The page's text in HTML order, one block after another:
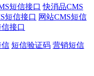
短信接口 快消品CMS
短信接口 网站CMS短信
接口
信 短信验证码 营销短信